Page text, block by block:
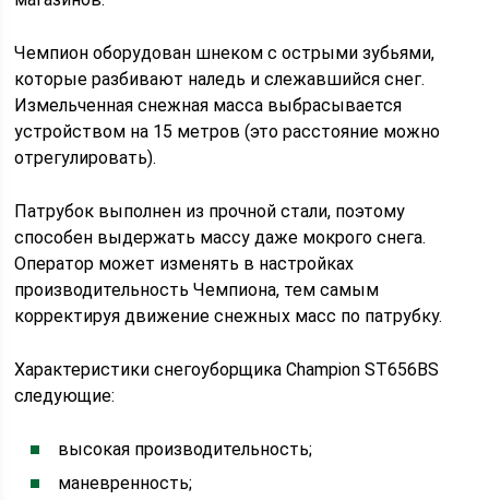
Чемпион оборудован шнеком с острыми зубьями,
которые разбивают наледь и слежавшийся снег.
Измельченная снежная масса выбрасывается
устройством на 15 метров (это расстояние можно
отрегулировать).
Патрубок выполнен из прочной стали, поэтому
способен выдержать массу даже мокрого снега.
Оператор может изменять в настройках
производительность Чемпиона, тем самым
корректируя движение снежных масс по патрубку.
Характеристики снегоуборщика Champion ST656BS
следующие:
высокая производительность;
маневренность;